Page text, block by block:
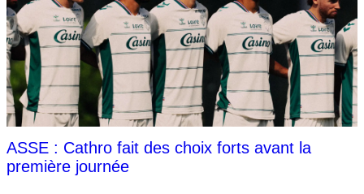
ASSE : Cathro fait des choix forts avant la
première journée